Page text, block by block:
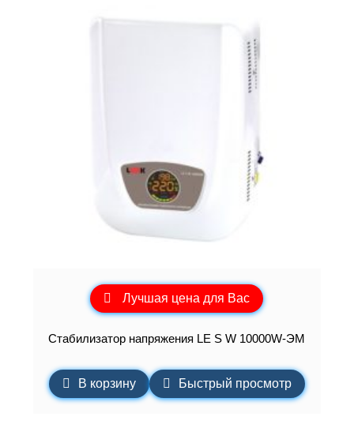
Лучшая цена для Вас
Стабилизатор напряжения LE S W 10000W-ЭМ
В корзину Быстрый просмотр